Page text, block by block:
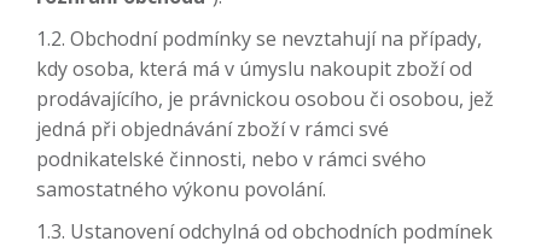
1.2. Obchodní podmínky se nevztahují na případy,
kdy osoba, která má v úmyslu nakoupit zboží od
prodávajícího, je právnickou osobou či osobou, jež
jedná při objednávání zboží v rámci své
podnikatelské činnosti, nebo v rámci svého
samostatného výkonu povolání.
1.3. Ustanovení odchylná od obchodních podmínek